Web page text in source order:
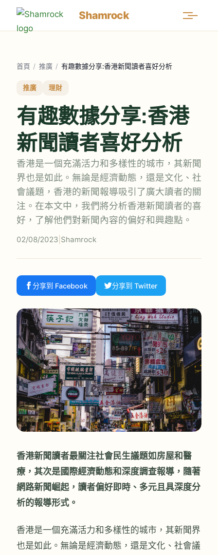
Shamrock
首頁 / 推廣 / 有趣數據分享:香港新聞讀者喜好分析
推廣 理財
有趣數據分享:香港
新聞讀者喜好分析
香港是一個充滿活力和多樣性的城市，其新聞
界也是如此。無論是經濟動態，還是文化、社
會議題，香港的新聞報導吸引了廣大讀者的關
注。在本文中，我們將分析香港新聞讀者的喜
好，了解他們對新聞內容的偏好和興趣點。
02/08/2023 Shamrock
分享到 Facebook 分享到 Twitter
香港新聞讀者最關注社會民生議題如房屋和醫
療，其次是國際經濟動態和深度調查報導，隨著
網路新聞崛起，讀者偏好即時、多元且具深度分
析的報導形式。
香港是一個充滿活力和多樣性的城市，其新聞界
也是如此。無論是經濟動態，還是文化、社會議